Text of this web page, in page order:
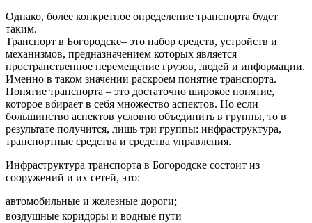
Однако, более конкретное определение транспорта будет
таким.
Транспорт в Богородске– это набор средств, устройств и
механизмов, предназначением которых является
пространственное перемещение грузов, людей и информации.
Именно в таком значении раскроем понятие транспорта.
Понятие транспорта – это достаточно широкое понятие,
которое вбирает в себя множество аспектов. Но если
большинство аспектов условно объединить в группы, то в
результате получится, лишь три группы: инфраструктура,
транспортные средства и средства управления.
Инфраструктура транспорта в Богородске состоит из
сооружений и их сетей, это:
автомобильные и железные дороги;
воздушные коридоры и водные пути